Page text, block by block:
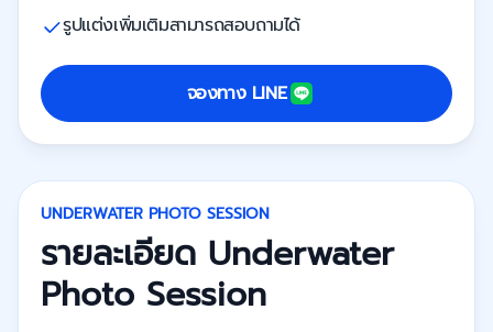
UNDERWATER PHOTO SESSION
รายละเอียด Underwater
Photo Session
รูปแต่งเพิ่มเติมสามารถสอบถามได้
จองทาง LINE